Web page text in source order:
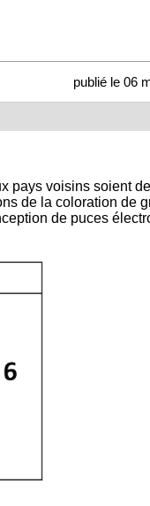
publié le 06
pays voisins soient
de la coloration de
de puces